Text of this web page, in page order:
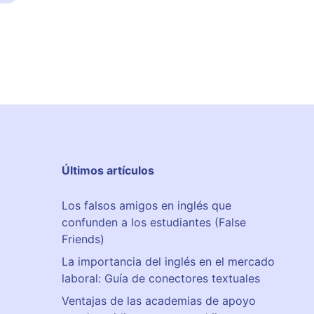
Últimos artículos
Los falsos amigos en inglés que
confunden a los estudiantes (False
Friends)
La importancia del inglés en el mercado
laboral: Guía de conectores textuales
Ventajas de las academias de apoyo